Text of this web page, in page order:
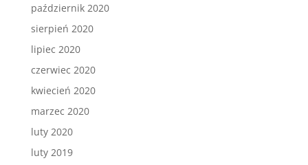
październik 2020
sierpień 2020
lipiec 2020
czerwiec 2020
kwiecień 2020
marzec 2020
luty 2020
luty 2019